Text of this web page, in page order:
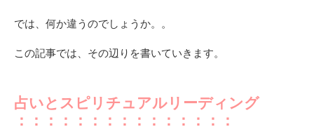
では、何か違うのでしょうか。。
この記事では、その辺りを書いていきます。
占いとスピリチュアルリーディング
：：：：：：：：：：：：：：：